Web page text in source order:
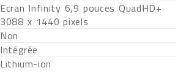
Ecran Infinity 6,9 pouces QuadHD+
3088 x 1440 pixels
Non
Intégrée
Lithium-ion